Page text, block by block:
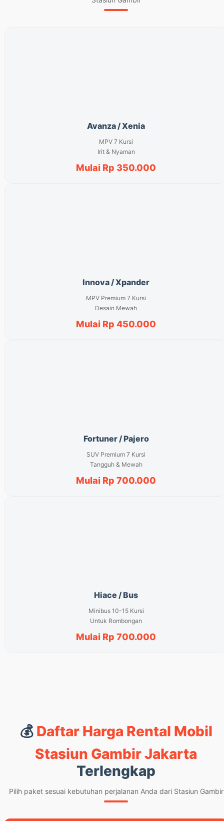
Avanza / Xenia
MPV 7 Kursi
Irit & Nyaman
Mulai Rp 350.000
Innova / Xpander
MPV Premium 7 Kursi
Desain Mewah
Mulai Rp 450.000
Fortuner / Pajero
SUV Premium 7 Kursi
Tangguh & Mewah
Mulai Rp 700.000
Hiace / Bus
Minibus 10-15 Kursi
Untuk Rombongan
Mulai Rp 700.000
💰 Daftar Harga Rental Mobil
Stasiun Gambir Jakarta
Terlengkap
Pilih paket sesuai kebutuhan perjalanan Anda dari Stasiun Gambir